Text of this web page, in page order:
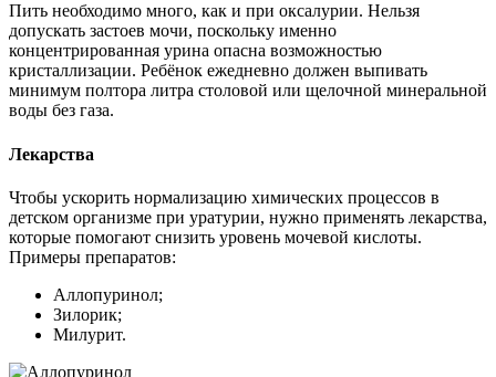
Пить необходимо много, как и при оксалурии. Нельзя
допускать застоев мочи, поскольку именно
концентрированная урина опасна возможностью
кристаллизации. Ребёнок ежедневно должен выпивать
минимум полтора литра столовой или щелочной минеральной
воды без газа.
Лекарства
Чтобы ускорить нормализацию химических процессов в
детском организме при уратурии, нужно применять лекарства,
которые помогают снизить уровень мочевой кислоты.
Примеры препаратов:
Аллопуринол;
Зилорик;
Милурит.